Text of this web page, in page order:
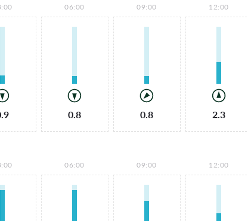
06:00
0.8
09:00
0.8
12:00
2.3
06:00 09:00 12:00